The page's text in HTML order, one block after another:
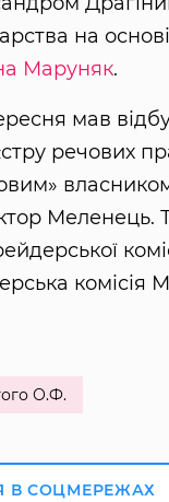
на
Маруняк.
мав
речових
Меленець.
комісія
О.Ф.
В СОЦМЕРЕЖАХ